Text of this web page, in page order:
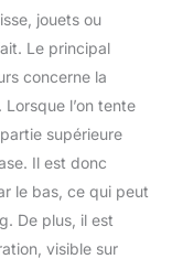
jouets ou
Le principal
concerne la
l’on tente
supérieure
Il est donc
le bas, ce qui peut
De plus, il est
visible sur